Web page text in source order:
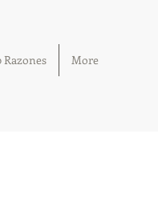
Razones More